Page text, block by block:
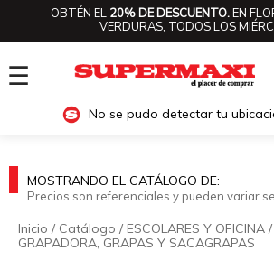
OBTÉN EL 20% DE DESCUENTO.EN
VERDURAS, TODOS LOS
☰
No se pudo detectar tu
MOSTRANDO EL CATÁLOGO DE:
Precios son referenciales y pueden variar
Inicio / Catálogo / ESCOLARES Y OFICINA /
GRAPADORA, GRAPAS Y SACAGRAPAS